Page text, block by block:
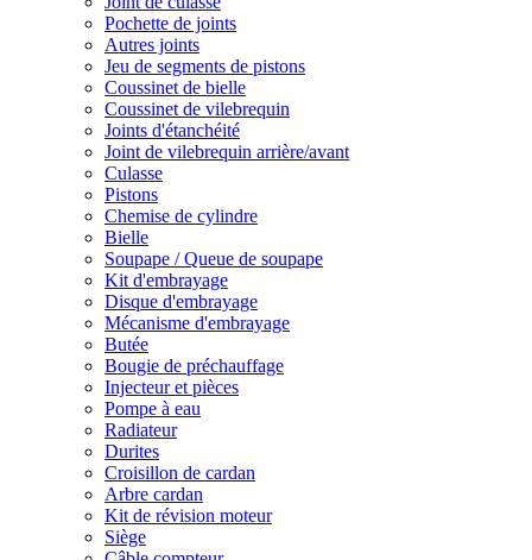
Pochette de joints
Autres joints
Jeu de segments de pistons
Coussinet de bielle
Coussinet de vilebrequin
Joints d'étanchéité
Joint de vilebrequin arrière/avant
Culasse
Pistons
Chemise de cylindre
Bielle
Soupape / Queue de soupape
Kit d'embrayage
Disque d'embrayage
Mécanisme d'embrayage
Butée
Bougie de préchauffage
Injecteur et pièces
Pompe à eau
Radiateur
Durites
Croisillon de cardan
Arbre cardan
Kit de révision moteur
Siège